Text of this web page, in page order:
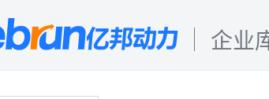
企业